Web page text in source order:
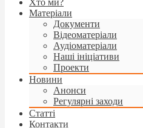
Хто ми?
Матеріали
Документи
Відеоматеріали
Аудіоматеріали
Наші ініціативи
Проекти
Новини
Анонси
Регулярні заходи
Статті
Контакти